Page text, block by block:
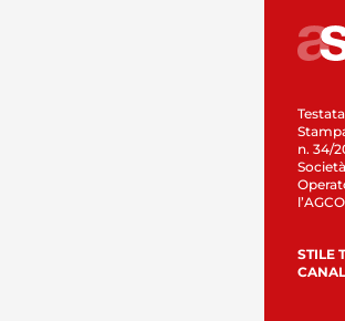
n. 34/
STILE